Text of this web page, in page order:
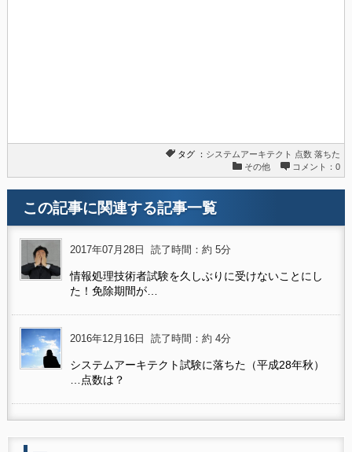
タグ ： システムアーキテクト 点数 落ちた
その他
コメント：0
この記事に関連する記事一覧
2017年07月28日 読了時間：約 5分
情報処理技術者試験を久しぶりに受けないことにし
た！免除期間が…
2016年12月16日 読了時間：約 4分
システムアーキテクト試験に落ちた（平成28年秋）
…点数は？